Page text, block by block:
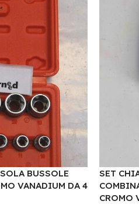
BUSSOLE
VANADIUM DA 4
SET
CROMO